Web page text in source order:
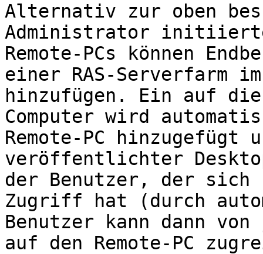
Alternativ zur oben
Administrator
Remote-PCs können
einer RAS-Serverfarm
hinzufügen. Ein auf
Computer wird
Remote-PC hinzugefügt
veröffentlichter
der Benutzer, der
Zugriff hat (durch
Benutzer kann dann
auf den Remote-PC